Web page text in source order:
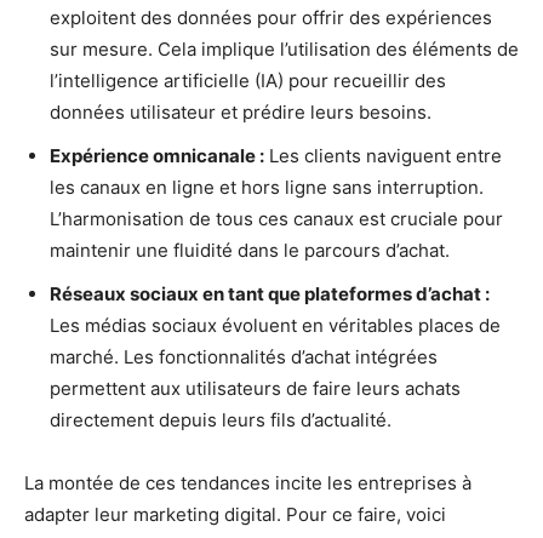
exploitent des données pour offrir des expériences
sur mesure. Cela implique l’utilisation des éléments de
l’intelligence artificielle (IA) pour recueillir des
données utilisateur et prédire leurs besoins.
Expérience omnicanale : Les clients naviguent entre
les canaux en ligne et hors ligne sans interruption.
L’harmonisation de tous ces canaux est cruciale pour
maintenir une fluidité dans le parcours d’achat.
Réseaux sociaux en tant que plateformes d’achat :
Les médias sociaux évoluent en véritables places de
marché. Les fonctionnalités d’achat intégrées
permettent aux utilisateurs de faire leurs achats
directement depuis leurs fils d’actualité.
La montée de ces tendances incite les entreprises à
adapter leur marketing digital. Pour ce faire, voici